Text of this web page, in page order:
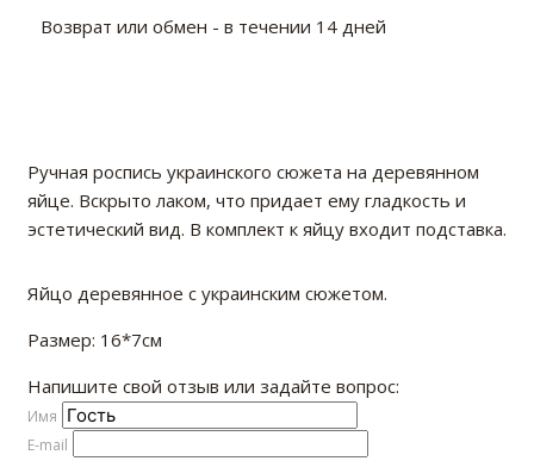
Возврат или обмен - в течении 14 дней
Ручная роспись украинского сюжета на деревянном
яйце. Вскрыто лаком, что придает ему гладкость и
эстетический вид. В комплект к яйцу входит подставка.
Яйцо деревянное с украинским сюжетом.
Размер: 16*7см
Напишите свой отзыв или задайте вопрос:
Имя
E-mail